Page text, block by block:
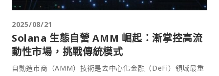
2025/08/21
Solana 生態自營 AMM 崛起：漸掌控高流
動性市場，挑戰傳統模式
自動造市商（AMM）技術是去中心化金融（DeFi）領域最重